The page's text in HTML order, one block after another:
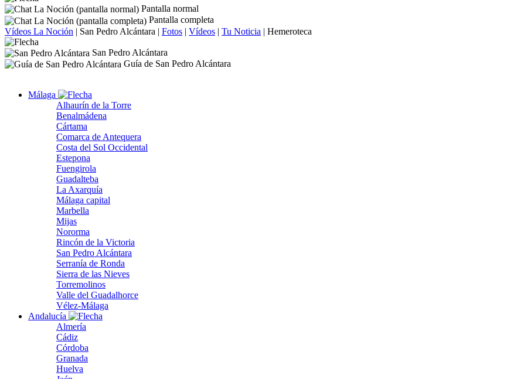
Pantalla normal
Pantalla completa
Vídeos La Noción | San Pedro Alcántara | Fotos | Vídeos | Tu Noticia | Hemeroteca
San Pedro Alcántara
Guía de San Pedro Alcántara
Málaga
Alhaurín de la Torre
Benalmádena
Cártama
Comarca de Antequera
Costa del Sol Occidental
Estepona
Fuengirola
Guadalteba
La Axarquía
Málaga capital
Marbella
Mijas
Nororma
Rincón de la Victoria
San Pedro Alcántara
Serranía de Ronda
Sierra de las Nieves
Torremolinos
Valle del Guadalhorce
Vélez-Málaga
Andalucía
Almería
Cádiz
Córdoba
Granada
Huelva